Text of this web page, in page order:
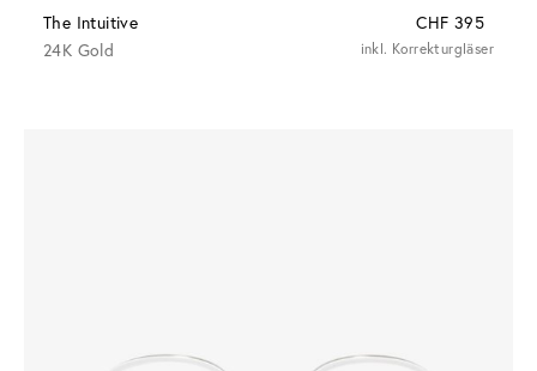
The Intuitive
CHF 395
24K Gold
inkl. Korrekturgläser